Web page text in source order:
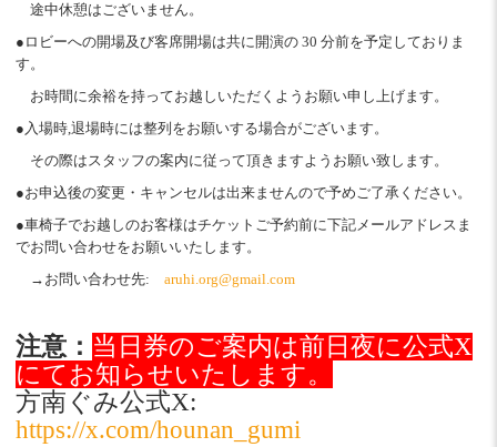
途中休憩はございません。
●ロビーへの開場及び客席開場は共に開演の 30 分前を予定しておりま
す。
お時間に余裕を持ってお越しいただくようお願い申し上げます。
●入場時,退場時には整列をお願いする場合がございます。
その際はスタッフの案内に従って頂きますようお願い致します。
●お申込後の変更・キャンセルは出来ませんので予めご了承ください。
●車椅子でお越しのお客様はチケットご予約前に下記メールアドレスま
でお問い合わせをお願いいたします。
→お問い合わせ先: aruhi.org@gmail.com
注意： 当日券のご案内は前日夜に公式X
にてお知らせいたします。
方南ぐみ公式X:
https://x.com/hounan_gumi